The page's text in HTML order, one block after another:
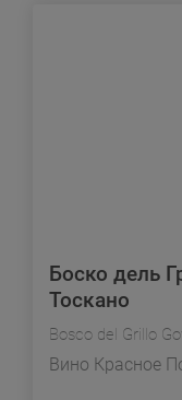
Боско дель
Тоскано
Вино Красное